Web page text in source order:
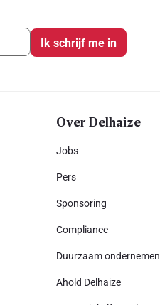
Ik schrijf me in
Over Delhaize
Jobs
Pers
Sponsoring
Compliance
Duurzaam ondernemen
Ahold Delhaize